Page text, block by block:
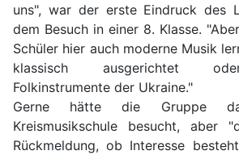
uns", war der erste Eindruck des
dem Besuch in einer 8. Klasse.
Schüler hier auch moderne Musik
klassisch ausgerichtet
Folkinstrumente der Ukraine."
Gerne hätte die Gruppe
Kreismusikschule besucht, aber
Rückmeldung, ob Interesse